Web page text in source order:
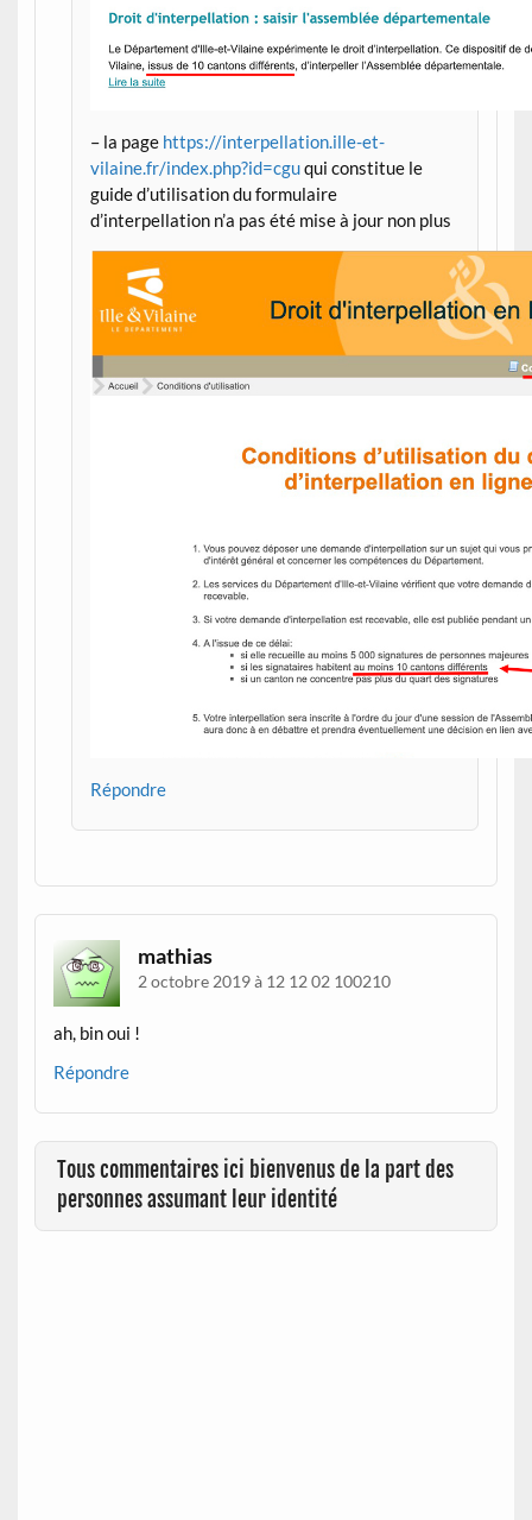
– la page https://interpellation.ille-et-
vilaine.fr/index.php?id=cguqui constitue le
guide d’utilisation du formulaire
d’interpellation n’a pas été mise à jour non plus
Répondre
mathias
2 octobre 2019 à 12 12 02 100210
ah, bin oui !
Répondre
Tous commentaires ici bienvenus de la part des
personnes assumant leur identité